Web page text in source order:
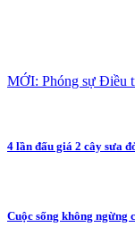
MỚI: Phóng sự Điều
4 lần đấu giá 2 cây sưa
Cuộc sống không ngừng